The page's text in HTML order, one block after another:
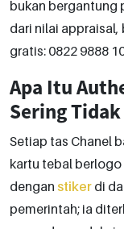
bukan bergantung
dari nilai appraisal,
gratis: 0822 9888
Apa Itu
Sering Tidak
Setiap tas Chanel
kartu tebal
dengan stiker di
pemerintah; ia